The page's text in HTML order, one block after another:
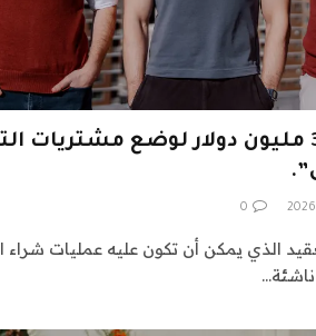
حصل ديديرو على 30 مليون دولار لوضع
0
الذي يمكن أن تكون عليه عمليات شراء